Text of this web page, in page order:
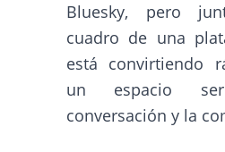
Bluesky, pero
cuadro de una
está convirtiendo
un espacio
conversación y la